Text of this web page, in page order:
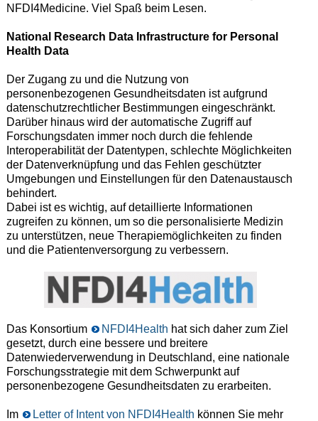
NFDI4Medicine. Viel Spaß beim Lesen.
National Research Data Infrastructure for Personal
Health Data
Der Zugang zu und die Nutzung von
personenbezogenen Gesundheitsdaten ist aufgrund
datenschutzrechtlicher Bestimmungen eingeschränkt.
Darüber hinaus wird der automatische Zugriff auf
Forschungsdaten immer noch durch die fehlende
Interoperabilität der Datentypen, schlechte Möglichkeiten
der Datenverknüpfung und das Fehlen geschützter
Umgebungen und Einstellungen für den Datenaustausch
behindert.
Dabei ist es wichtig, auf detaillierte Informationen
zugreifen zu können, um so die personalisierte Medizin
zu unterstützen, neue Therapiemöglichkeiten zu finden
und die Patientenversorgung zu verbessern.
Das Konsortium NFDI4Health hat sich daher zum Ziel
gesetzt, durch eine bessere und breitere
Datenwiederverwendung in Deutschland, eine nationale
Forschungsstrategie mit dem Schwerpunkt auf
personenbezogene Gesundheitsdaten zu erarbeiten.
Im Letter of Intent von NFDI4Health können Sie mehr